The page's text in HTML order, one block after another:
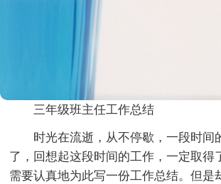
三年级班主任工作总结
时光在流逝，从不停歇，一段时间
了，回想起这段时间的工作，一定取得
需要认真地为此写一份工作总结。但是